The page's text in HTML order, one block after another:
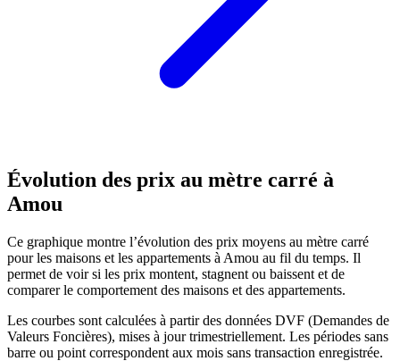
Évolution des prix au mètre carré à
Amou
Ce graphique montre l’évolution des prix moyens au mètre carré
pour les maisons et les appartements à Amou au fil du temps. Il
permet de voir si les prix montent, stagnent ou baissent et de
comparer le comportement des maisons et des appartements.
Les courbes sont calculées à partir des données DVF (Demandes de
Valeurs Foncières), mises à jour trimestriellement. Les périodes sans
barre ou point correspondent aux mois sans transaction enregistrée.